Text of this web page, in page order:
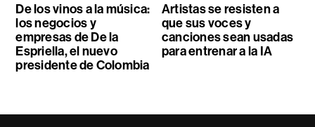
De los vinos a la música:
los negocios y
empresas de De la
Espriella, el nuevo
presidente de Colombia
Artistas se resisten a
que sus voces y
canciones sean usadas
para entrenar a la IA